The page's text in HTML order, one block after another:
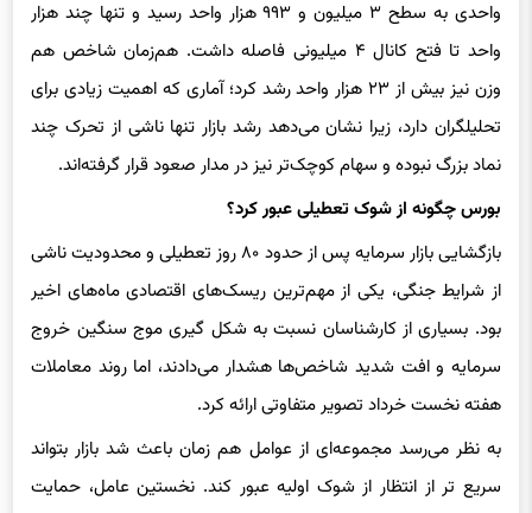
واحد تا فتح کانال ۴ میلیونی فاصله داشت. هم‌زمان شاخص هم
‌وزن نیز بیش از ۲۳ هزار واحد رشد کرد؛ آماری که اهمیت زیادی برای
تحلیلگران دارد، زیرا نشان می‌دهد رشد بازار تنها ناشی از تحرک چند
نماد بزرگ نبوده و سهام کوچک‌تر نیز در مدار صعود قرار گرفته‌اند.
بورس چگونه از شوک تعطیلی عبور کرد؟
بازگشایی بازار سرمایه پس از حدود ۸۰ روز تعطیلی و محدودیت ناشی
از شرایط جنگی، یکی از مهم‌ترین ریسک‌های اقتصادی ماه‌های اخیر
بود. بسیاری از کارشناسان نسبت به شکل‌ گیری موج سنگین خروج
سرمایه و افت شدید شاخص‌ها هشدار می‌دادند، اما روند معاملات
هفته نخست خرداد تصویر متفاوتی ارائه کرد.
به ‌نظر می‌رسد مجموعه‌ای از عوامل هم ‌زمان باعث شد بازار بتواند
سریع ‌تر از انتظار از شوک اولیه عبور کند. نخستین عامل، حمایت
گسترده حقوقی‌ها و صندوق‌های تثبیت بازار بود. گزارش‌ها نشان